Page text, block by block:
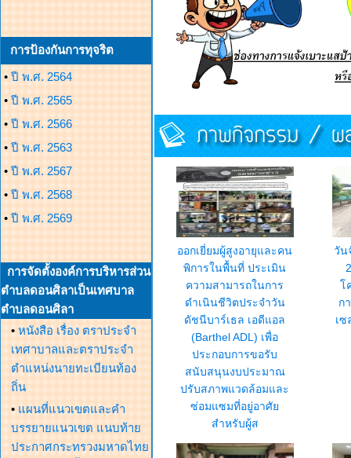
การป้องกันการทุจริต
• ปี พ.ศ. 2564
• ปี พ.ศ. 2565
• ปี พ.ศ. 2566
• ปี พ.ศ. 2563
• ปี พ.ศ. 2567
• ปี พ.ศ. 2568
• ปี พ.ศ. 2569
การจัดตั้งองค์การบริหารส่วน
ตำบลดอนศิลาเป็นเทศบาล
ตำบลดอนศิลา
• หนังสือ เรื่อง ตราประจำ
เทศาบาลและตราประจำ
ตำแหน่งนายทะเบียนท้อง
ถิ่น
• แผนที่แนวเขตและคำ
บรรยายแนวเขต แนบท้าย
ประกาศกระทรวงมหาดไทย
ออกเยี่ยมผู้สูงอายุและคน
พิการในพื้นที่ ประเมิน
ความสามารถในการ
ดำเนินชีวิตประจำวัน
ดัชนีบาร์เธล เอดีแอล
(Barthel ADL) เพื่อ
ประกอบการขอรับ
สนับสนุนงบประมาณ
ปรับสภาพแวดล้อมและ
ซ่อมแซมที่อยู่อาศัย
สำหรับผู้ส
วัน
โ
ก
เ